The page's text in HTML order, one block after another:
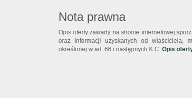
Nota prawna
Opis oferty zawarty na stronie internetowej
oraz informacji uzyskanych od właściciela,
określonej w art. 66 i następnych K.C. Opis